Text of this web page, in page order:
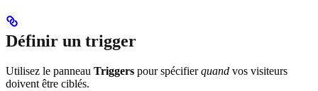
Définir un trigger
Utilisez le panneau Triggers pour spécifierquand vos visiteurs
doivent être ciblés.